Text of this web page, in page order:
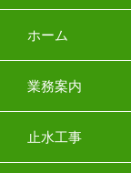
ホーム
業務案内
止水工事